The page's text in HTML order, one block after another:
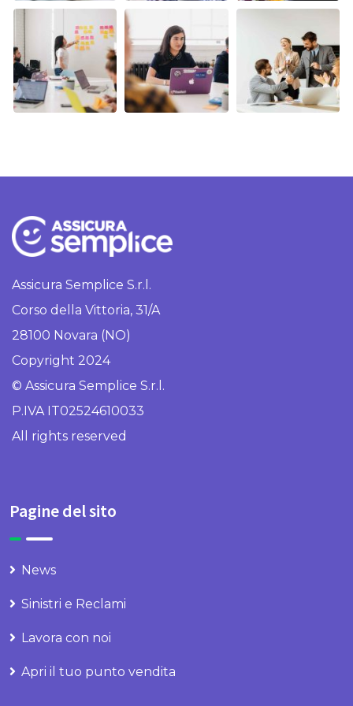
Assicura Semplice S.r.l.
Corso della Vittoria, 31/A
28100 Novara (NO)
Copyright 2024
© Assicura Semplice S.r.l.
P.IVA IT02524610033
All rights reserved
Pagine del sito
News
Sinistri e Reclami
Lavora con noi
Apri il tuo punto vendita